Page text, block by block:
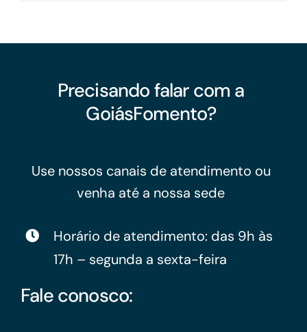
Precisando falar com a
GoiásFomento?
Use nossos canais de atendimento ou
venha até a nossa sede
Horário de atendimento: das 9h às
17h – segunda a sexta-feira
Fale conosco: